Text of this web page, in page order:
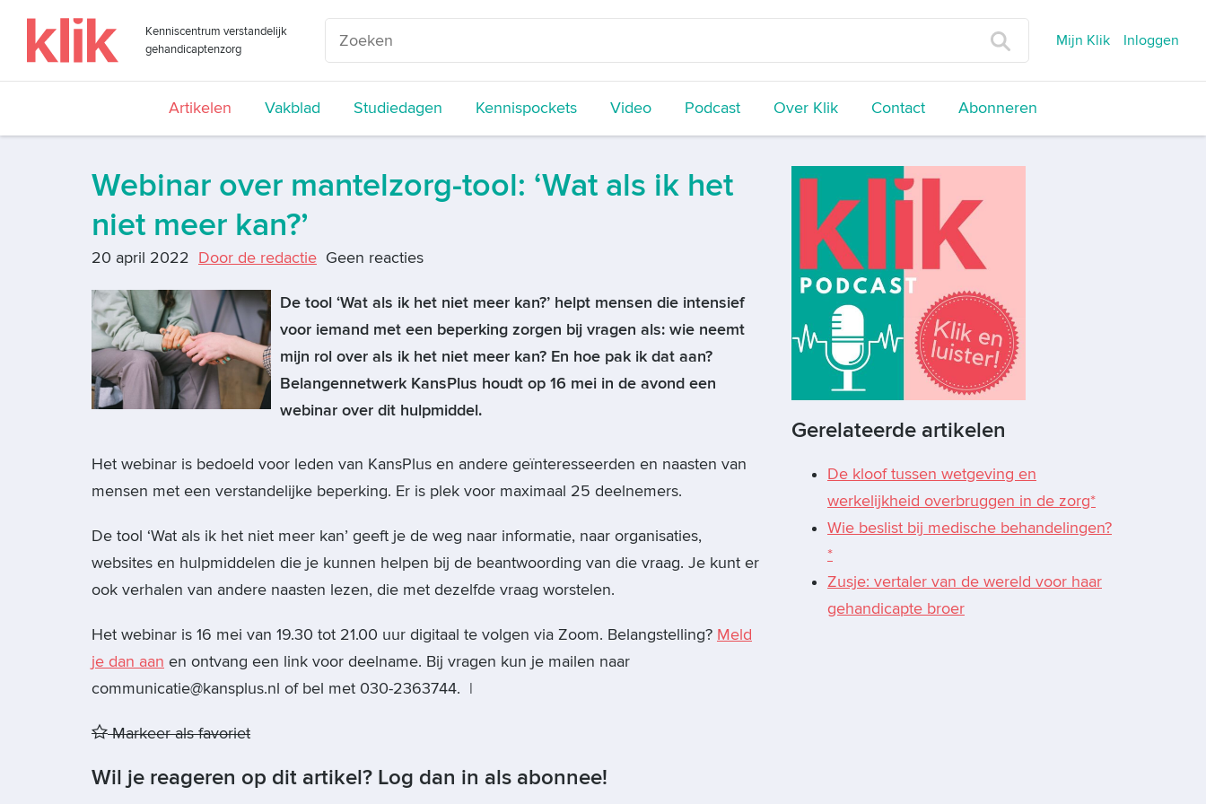
Kenniscentrum verstandelijk
gehandicaptenzorg
Mijn Klik Inloggen
Artikelen Vakblad Studiedagen Kennispockets Video Podcast Over Klik Contact Abonneren
Webinar over mantelzorg-tool: ‘Wat als ik het
niet meer kan?’
20 april 2022 Door de redactie Geen reacties
De tool ‘Wat als ik het niet meer kan?’ helpt mensen die intensief
voor iemand met een beperking zorgen bij vragen als: wie neemt
mijn rol over als ik het niet meer kan? En hoe pak ik dat aan?
Belangennetwerk KansPlus houdt op 16 mei in de avond een
webinar over dit hulpmiddel.
Het webinar is bedoeld voor leden van KansPlus en andere geïnteresseerden en naasten van
mensen met een verstandelijke beperking. Er is plek voor maximaal 25 deelnemers.
De tool ‘Wat als ik het niet meer kan’ geeft je de weg naar informatie, naar organisaties,
websites en hulpmiddelen die je kunnen helpen bij de beantwoording van die vraag. Je kunt er
ook verhalen van andere naasten lezen, die met dezelfde vraag worstelen.
Het webinar is 16 mei van 19.30 tot 21.00 uur digitaal te volgen via Zoom. Belangstelling? Meld
je dan aan en ontvang een link voor deelname. Bij vragen kun je mailen naar
communicatie@kansplus.nl of bel met 030-2363744. |
Markeer als favoriet
Wil je reageren op dit artikel? Log dan in als abonnee!
Gerelateerde artikelen
De kloof tussen wetgeving en
werkelijkheid overbruggen in de zorg*
Wie beslist bij medische behandelingen?
*
Zusje: vertaler van de wereld voor haar
gehandicapte broer